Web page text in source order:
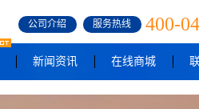
服务热线 400-
公司介绍
新闻资讯 在线商城